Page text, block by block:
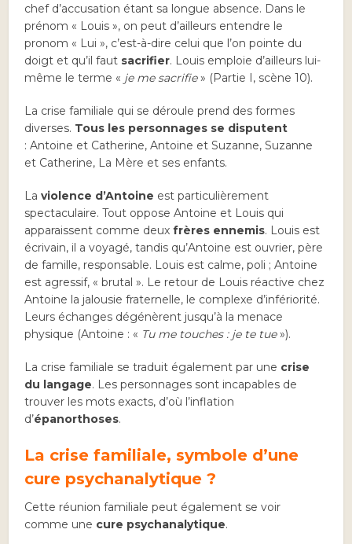
chef d’accusation étant sa longue absence. Dans le
prénom « Louis », on peut d’ailleurs entendre le
pronom « Lui », c’est-à-dire celui que l’on pointe du
doigt et qu’il faut sacrifier. Louis emploie d’ailleurs lui-
même le terme « je me sacrifie» (Partie I, scène 10).
La crise familiale qui se déroule prend des formes
diverses. Tous les personnages se disputent
: Antoine et Catherine, Antoine et Suzanne, Suzanne
et Catherine, La Mère et ses enfants.
Laviolence d’Antoine est particulièrement
spectaculaire. Tout oppose Antoine et Louis qui
apparaissent comme deuxfrères ennemis. Louis est
écrivain, il a voyagé, tandis qu’Antoine est ouvrier, père
de famille, responsable. Louis est calme, poli ; Antoine
est agressif, « brutal ». Le retour de Louis réactive chez
Antoine la jalousie fraternelle, le complexe d’infériorité.
Leurs échanges dégénèrent jusqu’à la menace
physique (Antoine : « Tu me touches : je te tue»).
La crise familiale se traduit également par une crise
du langage. Les personnages sont incapables de
trouver les mots exacts, d’où l’inflation
d’épanorthoses.
La crise familiale, symbole d’une
cure psychanalytique ?
Cette réunion familiale peut également se voir
comme une cure psychanalytique.